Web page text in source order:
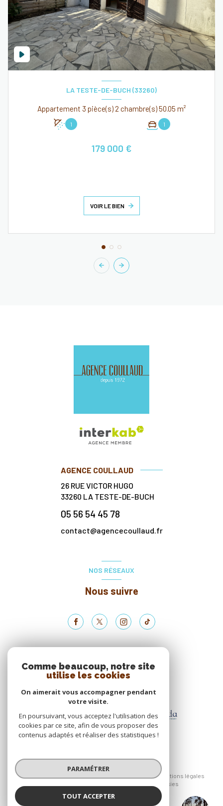
LA TESTE-DE-BUCH (33260)
Appartement 3 pièce(s) 2 chambre(s) 50.05 m²
1 1
179 000 €
VOIR LE BIEN
AGENCE COULLAUD
26 RUE VICTOR HUGO
33260 LA TESTE-DE-BUCH
05 56 54 45 78
contact@agencecoullaud.fr
NOS RÉSEAUX
Nous suivre
Nous adhérons
© 2026 | Tous droits réservés
Mentions légales
Cookies
Comme beaucoup, notre site
utilise les cookies
On aimerait vous accompagner pendant
votre visite.
En poursuivant, vous acceptez l'utilisation des
cookies par ce site, afin de vous proposer des
contenus adaptés et réaliser des statistiques !
PARAMÉTRER
TOUT ACCEPTER